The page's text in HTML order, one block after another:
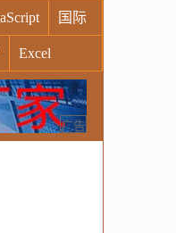
国际
Excel
硬件广告